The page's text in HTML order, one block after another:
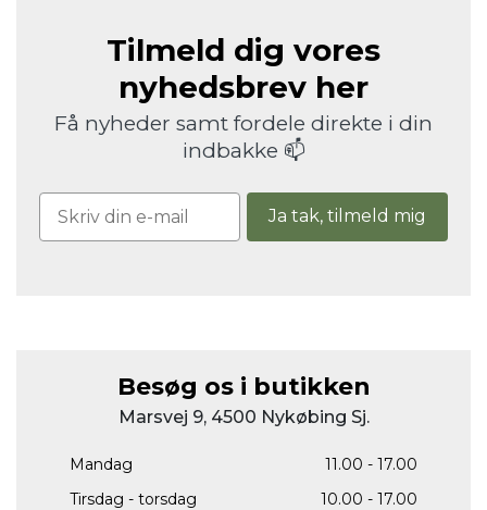
Tilmeld dig vores
nyhedsbrev her
Få nyheder samt fordele direkte i din
indbakke 📫
Ja tak, tilmeld mig
Besøg os i butikken
Marsvej 9, 4500 Nykøbing Sj.
Mandag
11.00 - 17.00
Tirsdag - torsdag
10.00 - 17.00